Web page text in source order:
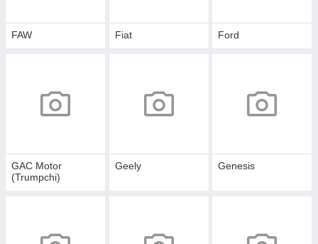
FAW Fiat Ford
GAC Motor
(Trumpchi)
Geely Genesis